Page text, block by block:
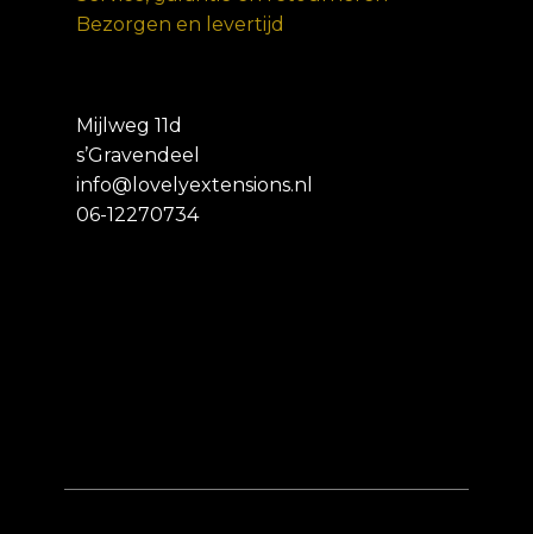
Bezorgen en levertijd
Mijlweg 11d
s’Gravendeel
info@lovelyextensions.nl
06-12270734